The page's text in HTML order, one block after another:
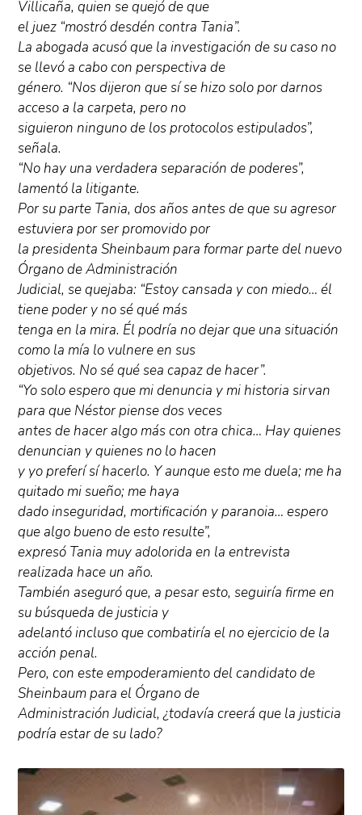
Villicaña, quien se quejó de que
el juez “mostró desdén contra Tania”.
La abogada acusó que la investigación de su caso no
se llevó a cabo con perspectiva de
género. “Nos dijeron que sí se hizo solo por darnos
acceso a la carpeta, pero no
siguieron ninguno de los protocolos estipulados”,
señala.
“No hay una verdadera separación de poderes”,
lamentó la litigante.
Por su parte Tania, dos años antes de que su agresor
estuviera por ser promovido por
la presidenta Sheinbaum para formar parte del nuevo
Órgano de Administración
Judicial, se quejaba: “Estoy cansada y con miedo… él
tiene poder y no sé qué más
tenga en la mira. Él podría no dejar que una situación
como la mía lo vulnere en sus
objetivos. No sé qué sea capaz de hacer”.
“Yo solo espero que mi denuncia y mi historia sirvan
para que Néstor piense dos veces
antes de hacer algo más con otra chica… Hay quienes
denuncian y quienes no lo hacen
y yo preferí sí hacerlo. Y aunque esto me duela; me ha
quitado mi sueño; me haya
dado inseguridad, mortificación y paranoia… espero
que algo bueno de esto resulte”,
expresó Tania muy adolorida en la entrevista
realizada hace un año.
También aseguró que, a pesar esto, seguiría firme en
su búsqueda de justicia y
adelantó incluso que combatiría el no ejercicio de la
acción penal.
Pero, con este empoderamiento del candidato de
Sheinbaum para el Órgano de
Administración Judicial, ¿todavía creerá que la justicia
podría estar de su lado?